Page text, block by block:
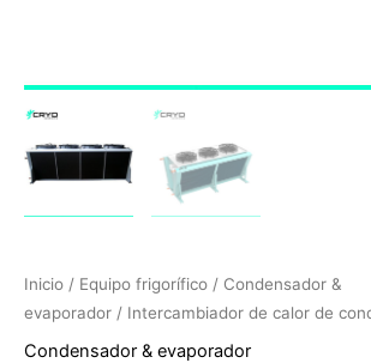
Inicio / Equipo frigorífico / Condensador &
evaporador / Intercambiador de calor de
Condensador & evaporador